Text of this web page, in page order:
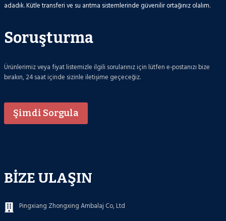
adadık. Kütle transferi ve su arıtma sistemlerinde güvenilir ortağınız olalım.
Soruşturma
Ürünlerimiz veya fiyat listemizle ilgili sorularınız için lütfen e-postanızı bize
bırakın, 24 saat içinde sizinle iletişime geçeceğiz.
Şimdi Sorgula
BIZE ULAŞIN
Pingxiang Zhongxing Ambalaj Co, Ltd